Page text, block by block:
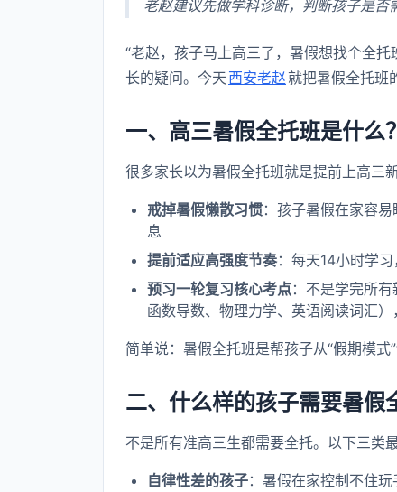
老赵建议先做学科诊断，判断孩子是否
“老赵，孩子马上高三了，暑假想找个全
长的疑问。今天 西安老赵就把暑假全托班
一、高三暑假全托班是什么
很多家长以为暑假全托班就是提前上高三
戒掉暑假懒散习惯：孩子暑假在家容
息
提前适应高强度节奏：每天14小时学
预习一轮复习核心考点：不是学完所
函数导数、物理力学、英语阅读词汇
简单说：暑假全托班是帮孩子从“假期模式
二、什么样的孩子需要暑假
不是所有准高三生都需要全托。以下三类最
自律性差的孩子：暑假在家控制不住